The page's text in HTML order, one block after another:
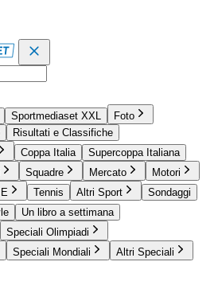
Sportmediaset XXL
Foto
Risultati e Classifiche
Coppa Italia
Supercoppa Italiana
Squadre Mercato
Motori
Tennis Altri Sport
Sondaggi
Un libro a settimana
Speciali Olimpiadi
Speciali Mondiali Altri Speciali